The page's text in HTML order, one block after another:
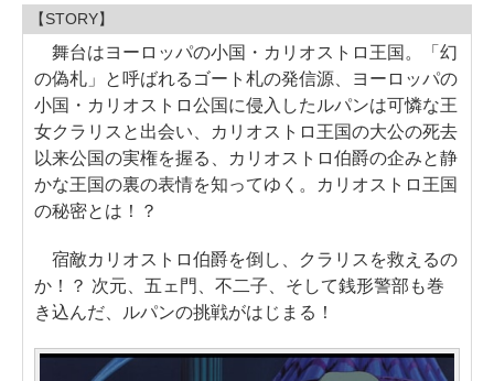
【STORY】
舞台はヨーロッパの小国・カリオストロ王国。「幻
の偽札」と呼ばれるゴート札の発信源、ヨーロッパの
小国・カリオストロ公国に侵入したルパンは可憐な王
女クラリスと出会い、カリオストロ王国の大公の死去
以来公国の実権を握る、カリオストロ伯爵の企みと静
かな王国の裏の表情を知ってゆく。カリオストロ王国
の秘密とは！？
宿敵カリオストロ伯爵を倒し、クラリスを救えるの
か！？ 次元、五ェ門、不二子、そして銭形警部も巻
き込んだ、ルパンの挑戦がはじまる！